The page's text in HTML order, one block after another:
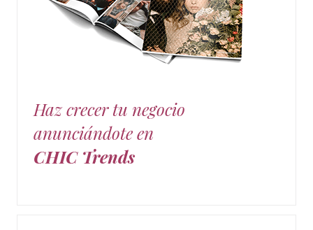
Haz crecer tu negocio
anunciándote en
CHIC Trends